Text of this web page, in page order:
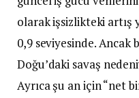
olarak işsizlikteki artış
0,9 seviyesinde.
Doğu’daki savaş
Ayrıca şu an için “net